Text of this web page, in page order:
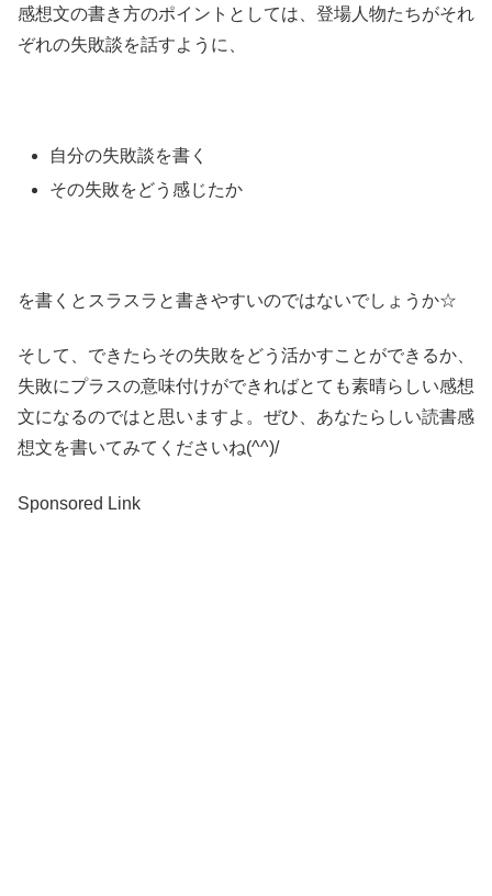
感想文の書き方のポイントとしては、登場人物たちがそれ
ぞれの失敗談を話すように、
自分の失敗談を書く
その失敗をどう感じたか
を書くとスラスラと書きやすいのではないでしょうか☆
そして、できたらその失敗をどう活かすことができるか、
失敗にプラスの意味付けができればとても素晴らしい感想
文になるのではと思いますよ。ぜひ、あなたらしい読書感
想文を書いてみてくださいね(^^)/
Sponsored Link